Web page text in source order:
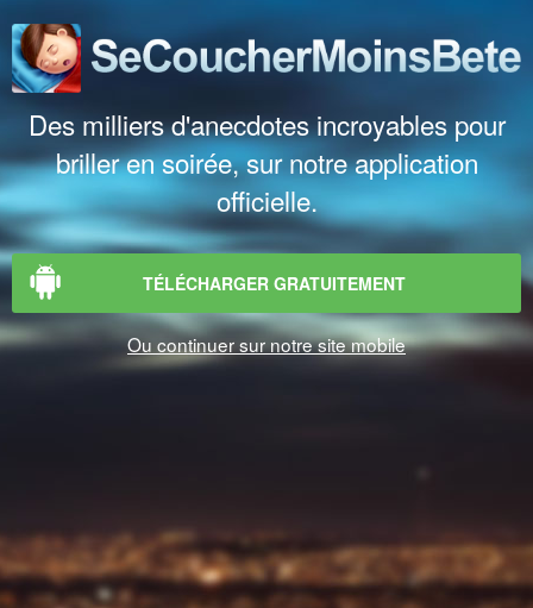
Des milliers d'anecdotes incroyables pour
briller en soirée, sur notre application
officielle.
TÉLÉCHARGER GRATUITEMENT
Ou continuer sur notre site mobile